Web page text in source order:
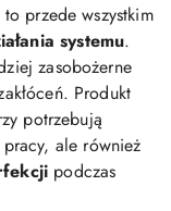
przede wszystkim
systemu.
zasobożerne
Produkt
potrzebują
ale również
podczas